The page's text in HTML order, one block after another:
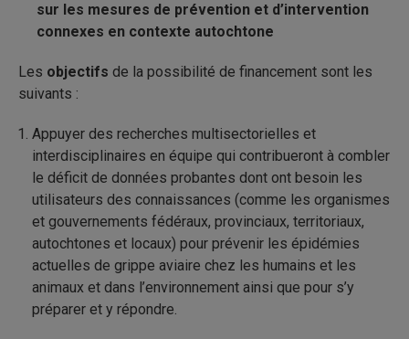
sur les mesures de prévention et d’intervention
connexes en contexte autochtone
Les objectifs de la possibilité de financement sont les
suivants :
Appuyer des recherches multisectorielles et
interdisciplinaires en équipe qui contribueront à combler
le déficit de données probantes dont ont besoin les
utilisateurs des connaissances (comme les organismes
et gouvernements fédéraux, provinciaux, territoriaux,
autochtones et locaux) pour prévenir les épidémies
actuelles de grippe aviaire chez les humains et les
animaux et dans l’environnement ainsi que pour s’y
préparer et y répondre.